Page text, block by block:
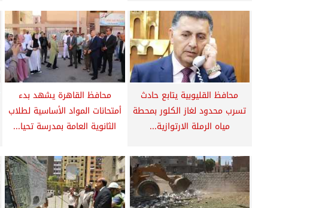
محافظ القليوبية يتابع حادث
تسرب محدود لغاز الكلور بمحطة
مياه الرملة الارتوازية...
محافظ القاهرة يشهد بدء
أمتحانات المواد الأساسية لطلاب
الثانوية العامة بمدرسة تحيا...